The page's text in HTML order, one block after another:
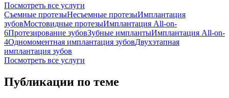
Посмотреть все услуги
Съемные протезыНесъемные протезыИмплантация
зубовМостовидные протезыИмплантация All-on-
6Протезирование зубовЗубные имплантыИмплантация All-on-
4Одномоментная имплантация зубовДвухэтапная
имплантация зубов
Посмотреть все услуги
Публикации по теме